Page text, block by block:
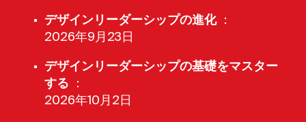
デザインリーダーシップの進化
：
2026年9月23日
デザインリーダーシップの基礎をマスター
する
：
2026年10月2日